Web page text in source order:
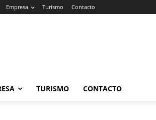
Empresa Turismo Contacto
TURISMO CONTACTO